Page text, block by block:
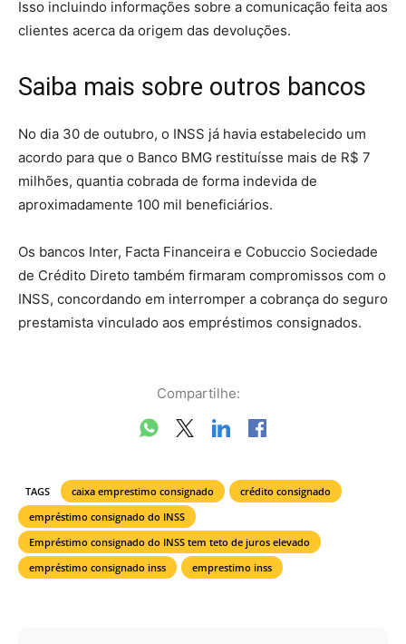
Isso incluindo informações sobre a comunicação feita aos
clientes acerca da origem das devoluções.
Saiba mais sobre outros bancos
No dia 30 de outubro, o INSS já havia estabelecido um
acordo para que o Banco BMG restituísse mais de R$ 7
milhões, quantia cobrada de forma indevida de
aproximadamente 100 mil beneficiários.
Os bancos Inter, Facta Financeira e Cobuccio Sociedade
de Crédito Direto também firmaram compromissos com o
INSS, concordando em interromper a cobrança do seguro
prestamista vinculado aos empréstimos consignados.
Compartilhe:
TAGS caixa emprestimo consignado
crédito consignado
empréstimo consignado do INSS
Empréstimo consignado do INSS tem teto de juros elevado
empréstimo consignado inss
emprestimo inss